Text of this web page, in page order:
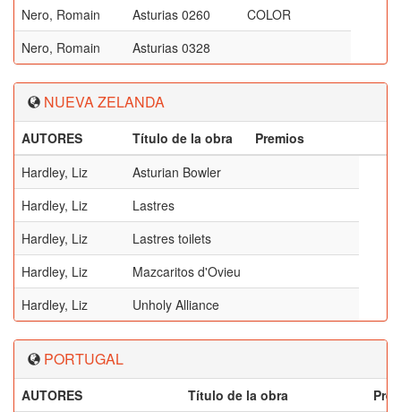
Nero, Romain
Asturias 0260
COLOR
Nero, Romain
Asturias 0328
NUEVA ZELANDA
AUTORES Título de la obra
Premios
Hardley, Liz
Asturian Bowler
Hardley, Liz
Lastres
Hardley, Liz
Lastres toilets
Hardley, Liz
Mazcaritos d'Ovieu
Hardley, Liz
Unholy Alliance
PORTUGAL
AUTORES Título de la obra